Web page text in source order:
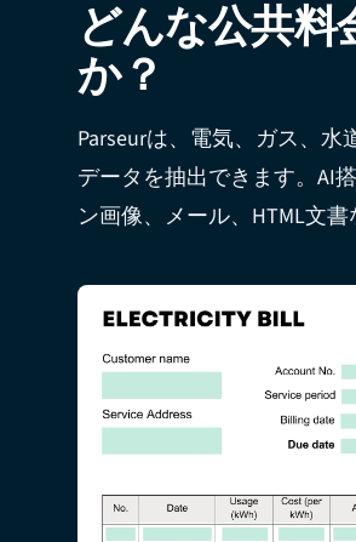
どんな公共
か？
Parseurは、電気、ガス、
データを抽出できます。AI
ン画像、メール、HTML文